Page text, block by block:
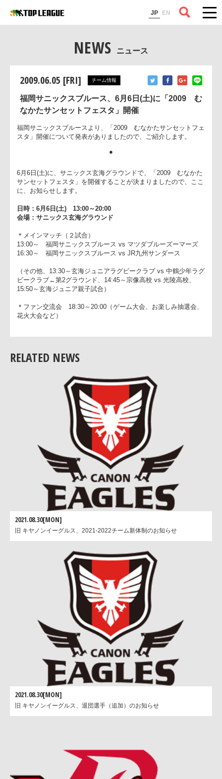
JP EN
コラム
NEWS ニュース
2009.06.05 [FRI] チーム情報
福岡サニックスブルース、6月6日(土)に「2009 む
なかたサンセットフェスタ」開催
福岡サニックスブルースより、「2009 むなかたサンセットフ
スタ」開催について発表がありましたので、ご紹介します。
●
6月6日(土)に、サニックス玄海グラウンドで、「2009 むなか
に、お知らせします。
日時：6月6日(土) 13:00～20:00
会場：サニックス玄海グラウンド
13:00～ 福岡サニックスブルース vs マツダブルーズーマーズ
16:30～ 福岡サニックスブルース vs JR九州サンダース
ビークラブ←第2グラウンド、14:45～宗像高校 vs 光陵高校、
15:50～玄海ジュニア親子試合）
RELATED NEWS
2021.08.30[MON]
旧 キヤノンイーグルス、2021-2022チーム新体制のお知らせ
2021.08.30[MON]
旧 キヤノンイーグルス、退団選手（追加）のお知らせ